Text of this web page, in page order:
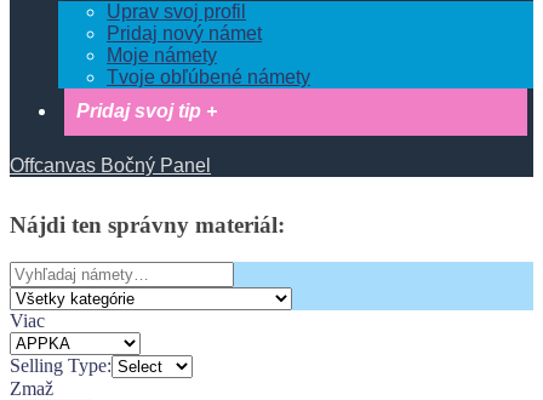
Uprav svoj profil
Pridaj nový námet
Moje námety
Tvoje obľúbené námety
Pridaj svoj tip +
Offcanvas Bočný Panel
Nájdi ten správny materiál:
Search
for:
Viac
Selling Type:
Zmaž